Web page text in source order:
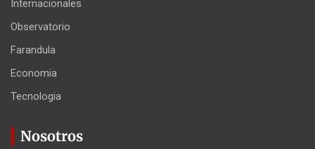
Internacionales
Observatorio
Farandula
Economia
Tecnologia
Nosotros